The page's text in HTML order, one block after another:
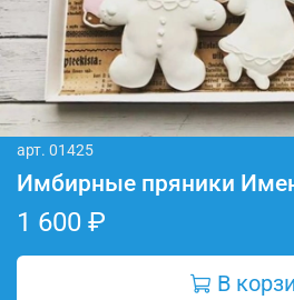
арт. 01425
Имбирные пряники
1 600 ₽
В